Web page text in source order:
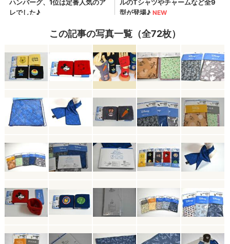
この記事の写真一覧（全72枚）